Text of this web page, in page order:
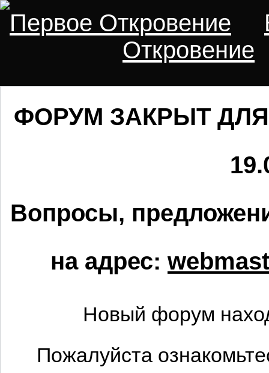
Первое Откровение
Откровение
ФОРУМ ЗАКРЫТ
Вопросы,
на адрес:
Новый форум
Пожалуйста